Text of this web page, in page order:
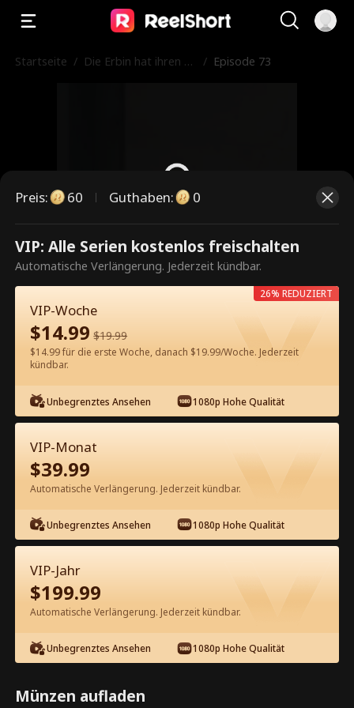
Startseite / Die Erbin hat ihren M
/ Episode 73
Dies ist eine kostenpflichtige
Episode. Bitte entsperren, um
60 Jetzt entsperren
Kostenlos in der App ansehen
Episode 73 - Die Erbin hat ihren
Mann auf die schwarze Liste gesetzt
Kompletter Film
1-50 51-85
73 74 75 76 77
Preis: 60 Guthaben: 0
VIP: Alle Serien kostenlos freischalten
Automatische Verlängerung. Jederzeit kündbar.
VIP-Woche
$14.99 $19.99
$14.99 für die erste Woche, danach $19.99/Woche. Jederzeit
kündbar.
Unbegrenztes Ansehen 1080p Hohe Qualität
26% REDUZIERT
VIP-Monat
$39.99
Automatische Verlängerung. Jederzeit kündbar.
Unbegrenztes Ansehen 1080p Hohe Qualität
VIP-Jahr
$199.99
Automatische Verlängerung. Jederzeit kündbar.
Unbegrenztes Ansehen 1080p Hohe Qualität
Münzen aufladen